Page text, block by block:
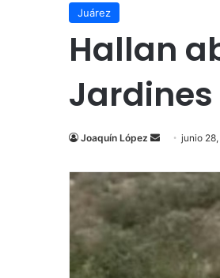
Juárez
Hallan
Jardines
Joaquín López
Send
email
junio